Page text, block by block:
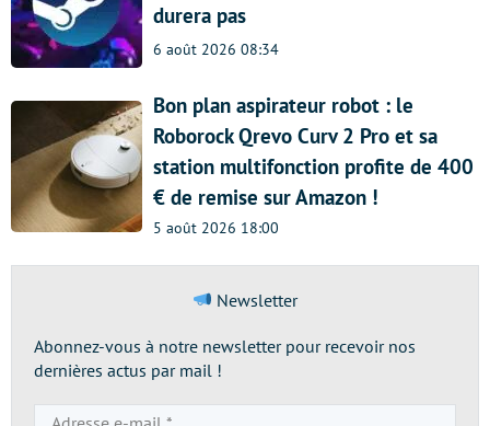
durera pas
6 août 2026 08:34
Bon plan aspirateur robot : le
Roborock Qrevo Curv 2 Pro et sa
station multifonction profite de 400
€ de remise sur Amazon !
5 août 2026 18:00
Newsletter
Abonnez-vous à notre newsletter pour recevoir nos
dernières actus par mail !